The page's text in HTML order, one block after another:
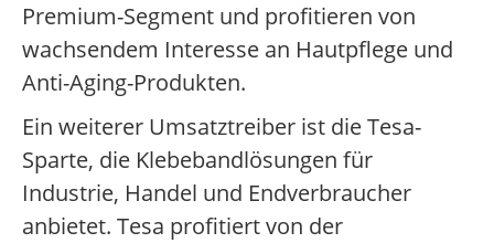
Premium-Segment und profitieren von
wachsendem Interesse an Hautpflege und
Anti-Aging-Produkten.
Ein weiterer Umsatztreiber ist die Tesa-
Sparte, die Klebebandlösungen für
Industrie, Handel und Endverbraucher
anbietet. Tesa profitiert von der